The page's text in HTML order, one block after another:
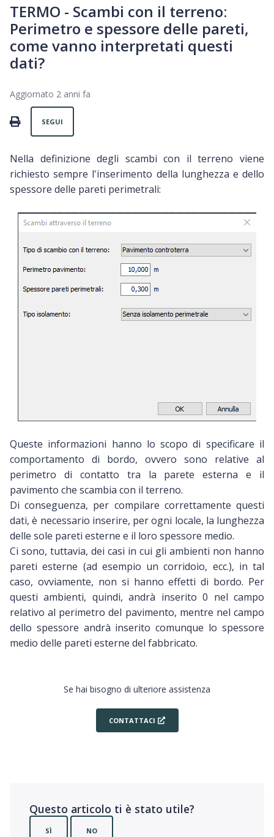
TERMO - Scambi con il terreno:
Perimetro e spessore delle pareti,
come vanno interpretati questi
dati?
Aggiornato 2 anni fa
PRINT
SEGUI
Nella definizione degli scambi con il terreno viene
richiesto sempre l'inserimento della lunghezza e dello
spessore delle pareti perimetrali:
Queste informazioni hanno lo scopo di specificare il
comportamento di bordo, ovvero sono relative al
perimetro di contatto tra la parete esterna e il
pavimento che scambia con il terreno.
Di conseguenza, per compilare correttamente questi
dati, è necessario inserire, per ogni locale, la lunghezza
delle sole pareti esterne e il loro spessore medio.
Ci sono, tuttavia, dei casi in cui gli ambienti non hanno
pareti esterne (ad esempio un corridoio, ecc.), in tal
caso, ovviamente, non si hanno effetti di bordo. Per
questi ambienti, quindi, andrà inserito 0 nel campo
relativo al perimetro del pavimento, mentre nel campo
dello spessore andrà inserito comunque lo spessore
medio delle pareti esterne del fabbricato.
Se hai bisogno di ulteriore assistenza
CONTATTACI
Questo articolo ti è stato utile?
SÌ NO